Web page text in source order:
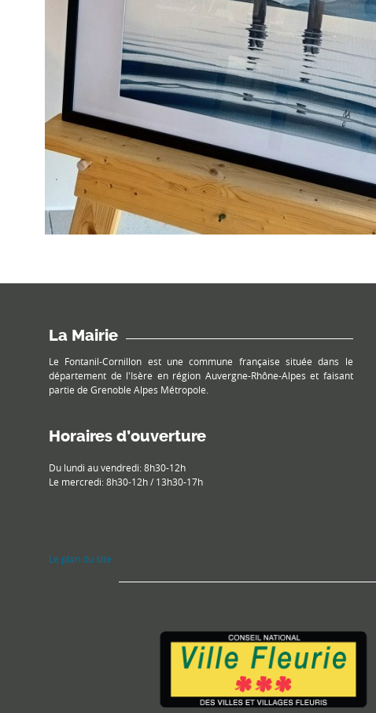
La Mairie
Le Fontanil-Cornillon est une commune française située dans le
département de l'Isère en région Auvergne-Rhône-Alpes et faisant
partie de Grenoble Alpes Métropole.
Horaires d’ouverture
Du lundi au vendredi: 8h30-12h
Le mercredi: 8h30-12h / 13h30-17h
Le plan du site